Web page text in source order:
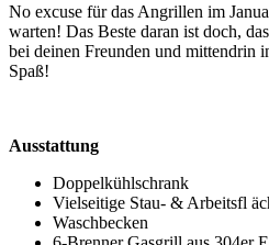
No excuse für das Angrillen im
warten! Das Beste daran ist doch,
bei deinen Freunden und mittendrin
Spaß!
Ausstattung
Doppelkühlschrank
Vielseitige Stau- & Arbeitsfl
Waschbecken